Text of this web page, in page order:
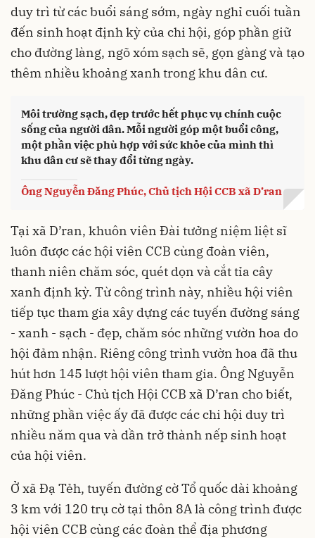
duy trì từ các buổi sáng sớm, ngày nghỉ cuối tuần
đến sinh hoạt định kỳ của chi hội, góp phần giữ
cho đường làng, ngõ xóm sạch sẽ, gọn gàng và tạo
thêm nhiều khoảng xanh trong khu dân cư.
Môi trường sạch, đẹp trước hết phục vụ chính cuộc
sống của người dân. Mỗi người góp một buổi công,
một phần việc phù hợp với sức khỏe của mình thì
khu dân cư sẽ thay đổi từng ngày.
Ông Nguyễn Đăng Phúc, Chủ tịch Hội CCB xã D’ran
Tại xã D’ran, khuôn viên Đài tưởng niệm liệt sĩ
luôn được các hội viên CCB cùng đoàn viên,
thanh niên chăm sóc, quét dọn và cắt tỉa cây
xanh định kỳ. Từ công trình này, nhiều hội viên
tiếp tục tham gia xây dựng các tuyến đường sáng
- xanh - sạch - đẹp, chăm sóc những vườn hoa do
hội đảm nhận. Riêng công trình vườn hoa đã thu
hút hơn 145 lượt hội viên tham gia. Ông Nguyễn
Đăng Phúc - Chủ tịch Hội CCB xã D’ran cho biết,
những phần việc ấy đã được các chi hội duy trì
nhiều năm qua và dần trở thành nếp sinh hoạt
của hội viên.
Ở xã Đạ Tẻh, tuyến đường cờ Tổ quốc dài khoảng
3 km với 120 trụ cờ tại thôn 8A là công trình được
hội viên CCB cùng các đoàn thể địa phương